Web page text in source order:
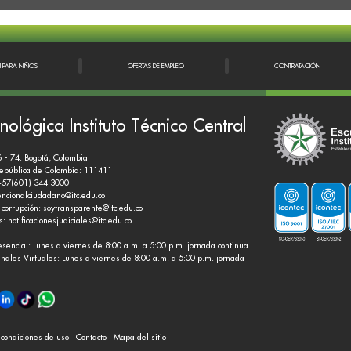
PARA NIÑOS OFERTAS DE EMPLEO CONTRATACIÓN
Instituto Técnico Central
74. Bogotá, Colombia
de Colombia: 111411
344 3000
soytransparente@itc.edu.co
notificacionesjudiciales@itc.edu.co
Lunes a viernes de 8:00 a.m. a 5:00 p.m. jornada continua.
Virtuales: Lunes a viernes de 8:00 a.m. a 5:00 p.m. jornada
de uso Contacto Mapa del sitio